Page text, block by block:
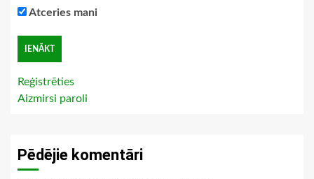
Atceries mani
Reģistrēties
Aizmirsi paroli
Pēdējie komentāri